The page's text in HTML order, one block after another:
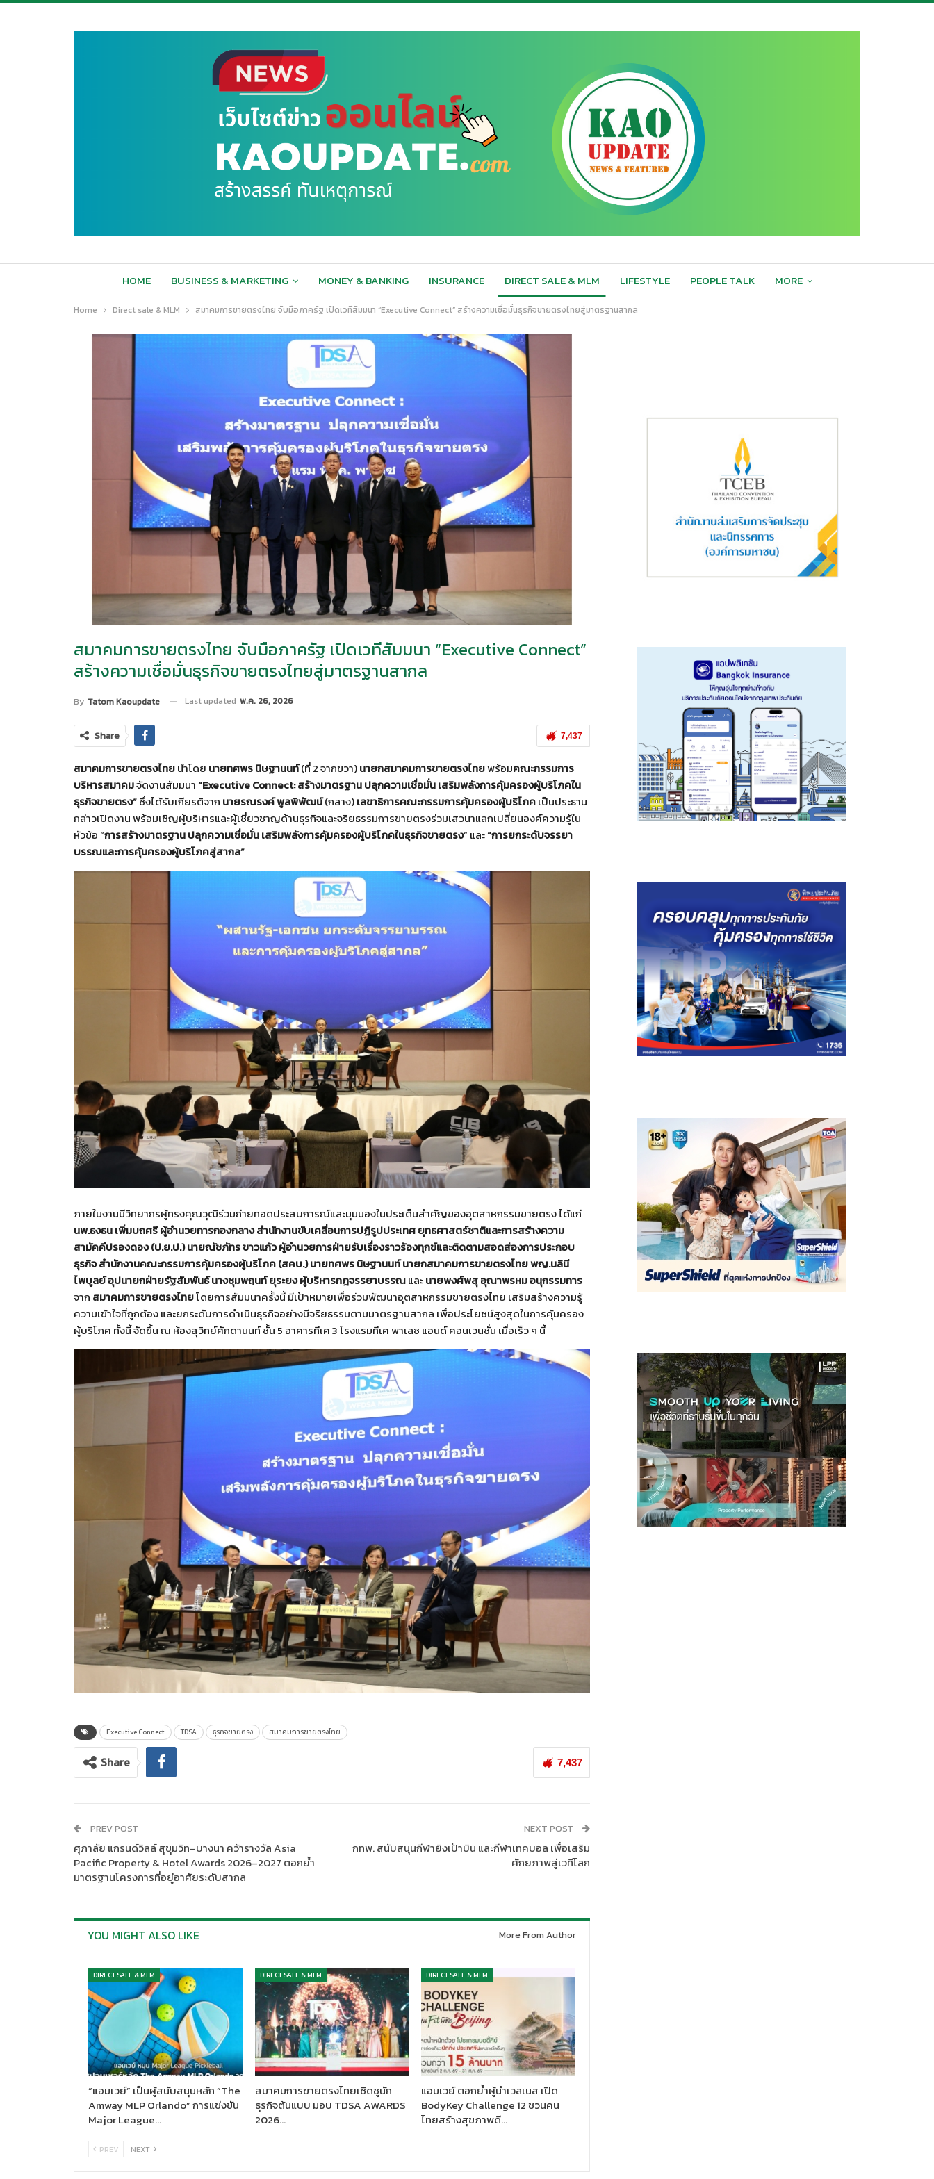
HOME BUSINESS & MARKETING MONEY & BANKING INSURANCE DIRECT SALE & MLM LIFESTYLE PEOPLE TALK MORE
Home Direct sale & MLM สมาคมการขายตรงไทย จับมือภาครัฐ เปิดเวทีสัมมนา “Executive Connect” สร้างความเชื่อมั่นธุรกิจขายตรงไทยสู่มาตรฐานสากล
สมาคมการขายตรงไทย จับมือภาครัฐ เปิดเวทีสัมมนา “Executive Connect”
สร้างความเชื่อมั่นธุรกิจขายตรงไทยสู่มาตรฐานสากล
By Tatom Kaoupdate Last updated พ.ค. 26, 2026
7,437
Share
สมาคมการขายตรงไทยนำโดย นายทศพร นิษฐานนท์(ที่ 2 จากขวา)นายกสมาคมการขายตรงไทยพร้อมคณะกรรมการ
บริหารสมาคมจัดงานสัมมนา“Executive Connect: สร้างมาตรฐาน ปลุกความเชื่อมั่น เสริมพลังการคุ้มครองผู้บริโภคใน
ธุรกิจขายตรง”ซึ่งได้รับเกียรติจาก นายรณรงค์ พูลพิพัฒน์(กลาง)เลขาธิการคณะกรรมการคุ้มครองผู้บริโภคเป็นประธาน
กล่าวเปิดงาน พร้อมเชิญผู้บริหารและผู้เชี่ยวชาญด้านธุรกิจและจริยธรรมการขายตรงร่วมเสวนาแลกเปลี่ยนองค์ความรู้ใน
หัวข้อ “การสร้างมาตรฐาน ปลุกความเชื่อมั่น เสริมพลังการคุ้มครองผู้บริโภคในธุรกิจขายตรง” และ“การยกระดับจรรยา
บรรณและการคุ้มครองผู้บริโภคสู่สากล”
ภายในงานมีวิทยากรผู้ทรงคุณวุฒิร่วมถ่ายทอดประสบการณ์และมุมมองในประเด็นสำคัญของอุตสาหกรรมขายตรง ได้แก่
นพ.ธงธน เพิ่มบถศรี ผู้อำนวยการกองกลาง สำนักงานขับเคลื่อนการปฏิรูปประเทศ ยุทธศาสตร์ชาติและการสร้างความ
สามัคคีปรองดอง (ป.ย.ป.) นายณัชภัทร ขาวแก้วผู้อำนวยการฝ่ายรับเรื่องราวร้องทุกข์และติดตามสอดส่องการประกอบ
ธุรกิจ สำนักงานคณะกรรมการคุ้มครองผู้บริโภค (สคบ.) นายทศพร นิษฐานนท์ นายกสมาคมการขายตรงไทย พญ.นลินี
ไพบูลย์อุปนายกฝ่ายรัฐสัมพันธ์นางชุมพฤนท์ ยุระยงผู้บริหารกฎจรรยาบรรณและนายพงศ์พสุ อุณาพรหม อนุกรรมการ
จาก สมาคมการขายตรงไทยโดยการสัมมนาครั้งนี้ มีเป้าหมายเพื่อร่วมพัฒนาอุตสาหกรรมขายตรงไทย เสริมสร้างความรู้
ความเข้าใจที่ถูกต้อง และยกระดับการดำเนินธุรกิจอย่างมีจริยธรรมตามมาตรฐานสากล เพื่อประโยชน์สูงสุดในการคุ้มครอง
ผู้บริโภค ทั้งนี้ จัดขึ้น ณ ห้องสุวิทย์ศักดานนท์ ชั้น 5 อาคารทีเค 3 โรงแรมทีเค พาเลซ แอนด์ คอนเวนชั่น เมื่อเร็ว ๆ นี้
Executive Connect TDSA ธุรกิจขายตรง สมาคมการขายตรงไทย
7,437
Share
PREV POST
ศุภาลัย แกรนด์วิลล์ สุขุมวิท–บางนา คว้ารางวัล Asia
Pacific Property & Hotel Awards 2026–2027 ตอกย้ำ
มาตรฐานโครงการที่อยู่อาศัยระดับสากล
NEXT POST
กทพ. สนับสนุนกีฬายิงเป้าบิน และกีฬาเทคบอล เพื่อเสริม
ศักยภาพสู่เวทีโลก
YOU MIGHT ALSO LIKE More From Author
DIRECT SALE & MLM
“แอมเวย์” เป็นผู้สนับสนุนหลัก “The
Amway MLP Orlando” การแข่งขัน
Major League…
DIRECT SALE & MLM
สมาคมการขายตรงไทยเชิดชูนัก
ธุรกิจต้นแบบ มอบ TDSA AWARDS
2026…
DIRECT SALE & MLM
แอมเวย์ ตอกย้ำผู้นำเวลเนส เปิด
BodyKey Challenge 12 ชวนคน
ไทยสร้างสุขภาพดี…
PREV NEXT